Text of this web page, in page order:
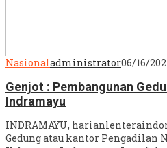
Nasionaladministrator06/16/
Genjot : Pembangunan
Indramayu
INDRAMAYU,
Gedung atau kantor Pengadilan